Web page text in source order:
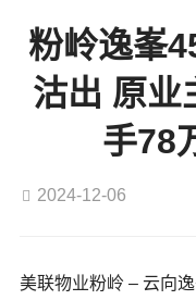
粉岭逸峯
沽出 原业
手78
2024-12-06
美联物业粉岭 – 云向